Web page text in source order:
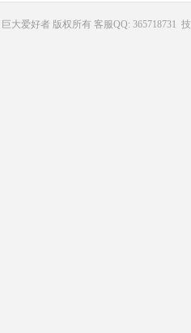
巨大爱好者版权所有 客服QQ: 365718731